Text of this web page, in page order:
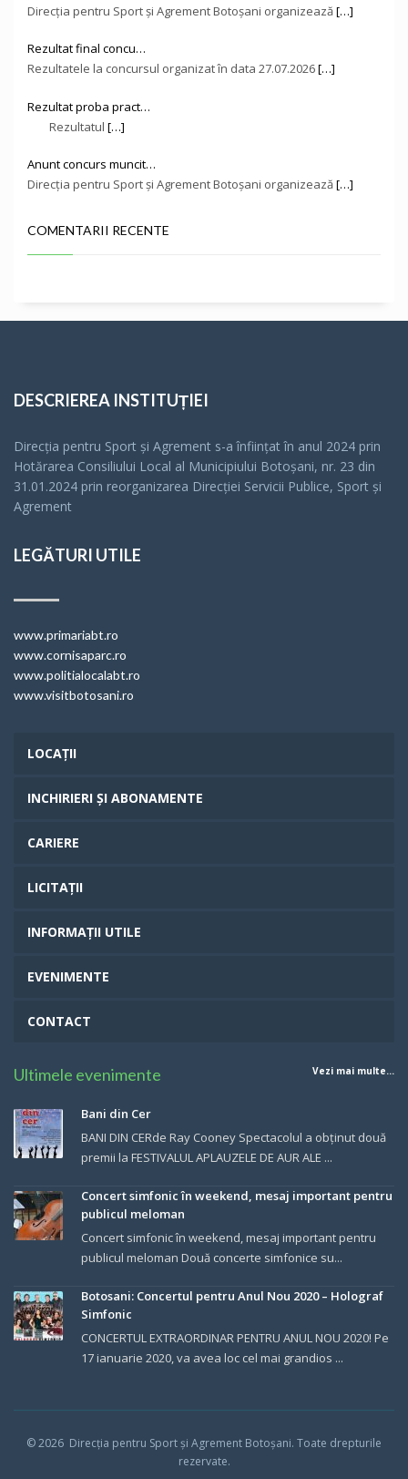
Direcţia pentru Sport și Agrement Botoşani organizează[…]
Rezultat final concu…
Rezultatele la concursul organizat în data 27.07.2026[…]
Rezultat proba pract…
Rezultatul […]
Anunt concurs muncit…
Direcţia pentru Sport și Agrement Botoşani organizează[…]
COMENTARII RECENTE
DESCRIEREA INSTITUȚIEI
Direcția pentru Sport și Agrement s-a înfiinţat în anul 2024 prin
Hotărarea Consiliului Local al Municipiului Botoșani, nr. 23 din
31.01.2024 prin reorganizarea Direcției Servicii Publice, Sport și
Agrement
LEGĂTURI UTILE
www.primariabt.ro
www.cornisaparc.ro
www.politialocalabt.ro
www.visitbotosani.ro
LOCAȚII
INCHIRIERI ȘI ABONAMENTE
CARIERE
LICITAȚII
INFORMAȚII UTILE
EVENIMENTE
CONTACT
Ultimele evenimente Vezi mai multe...
Bani din Cer
BANI DIN CERde Ray Cooney Spectacolul a obținut două
premii la FESTIVALUL APLAUZELE DE AUR ALE ...
Concert simfonic în weekend, mesaj important pentru
publicul meloman
Concert simfonic în weekend, mesaj important pentru
publicul meloman Două concerte simfonice su...
Botosani: Concertul pentru Anul Nou 2020 – Holograf
Simfonic
CONCERTUL EXTRAORDINAR PENTRU ANUL NOU 2020! Pe
17 ianuarie 2020, va avea loc cel mai grandios ...
© 2026 Direcția pentru Sport și Agrement Botoșani. Toate drepturile
rezervate.